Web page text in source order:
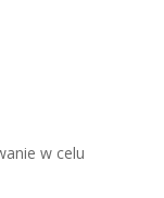
w celu